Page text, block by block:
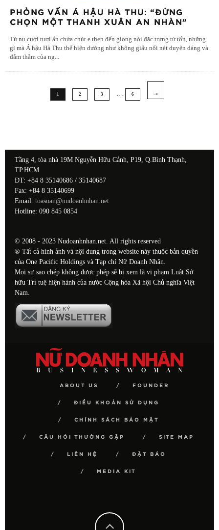
PHỎNG VẤN Á HẬU HÀ THU: “ĐỪNG
CHỌN MỘT THANH XUÂN AN NHÀN”
Từ nụ cười tươi ẩn chứa chút e thẹn đến giọng nói đặc trưng từ tốn, những
gì mà Á hậu Hà Thu thể hiện dường như không giấu nổi nét duyên dáng và
đằm thắm của ng
1 2 3 6
Tầng 4, tòa nhà 19M Nguyễn Hữu Cảnh, P19, Q.Bình Thạnh,
TP.HCM
ĐT: +84 8 35140686 / 35140687
Fax: +84 8 35140699
Email: toasoan@nudoanhnhan.net
Hotline: 090 845 0854
© 2008 - 2023 Nudoanhnhan.net. All rights reserved
® Tất cả hình ảnh và nội dung trong website này thuộc bản quyền
của One Pacific Holdings và Tạp chí Nữ Doanh Nhân.
Mọi sự sao chép không được phép sẽ bị xem là vi phạm Luật Sở
hữu Trí tuệ hiện hành của nước Cộng hòa Xã hội Chủ nghĩa Việt
Nam.
ABOUT US FOUNDER
ĐIỀU KHOẢN SỬ DỤNG
CHÍNH SÁCH BẢO MẬT
CÂU HỎI THƯỜNG GẶP SITE MAP
LIÊN HỆ ĐẶT BÁO
MEDIA KIT